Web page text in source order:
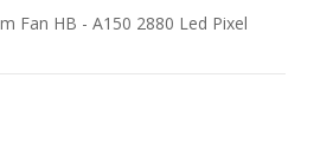
Fan HB - A150 2880 Led Pixel